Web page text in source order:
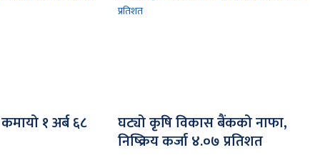
१ अर्ब ६८ घट्यो कृषि विकास बैंकको नाफा,
निष्क्रिय कर्जा ४.०७ प्रतिशत